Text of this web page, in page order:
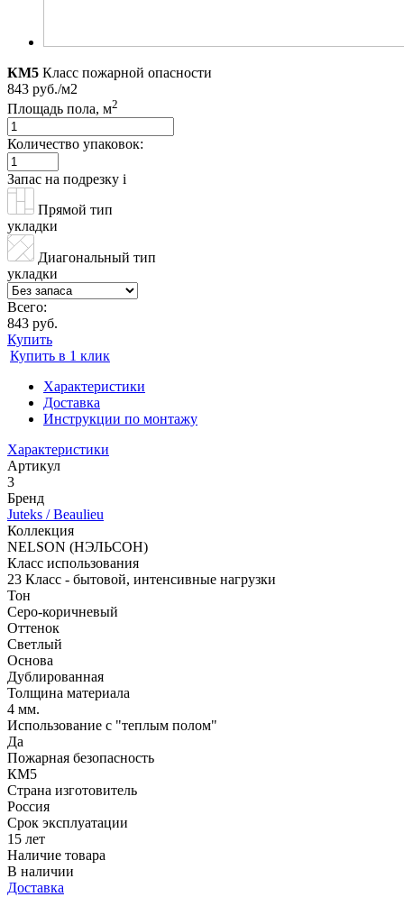
КМ5 Класс пожарной опасности
843 руб./м2
Площадь пола, м2
Количество упаковок:
Запас на подрезку i
Прямой тип
укладки
Диагональный тип
укладки
Всего:
843 руб.
Купить
Купить в 1 клик
Характеристики
Доставка
Инструкции по монтажу
Характеристики
Артикул
3
Бренд
Juteks / Beaulieu
Коллекция
NELSON (НЭЛЬСОН)
Класс использования
23 Класс - бытовой, интенсивные нагрузки
Тон
Серо-коричневый
Оттенок
Светлый
Основа
Дублированная
Толщина материала
4 мм.
Использование с "теплым полом"
Да
Пожарная безопасность
КМ5
Страна изготовитель
Россия
Срок эксплуатации
15 лет
Наличие товара
В наличии
Доставка